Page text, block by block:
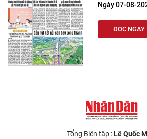
Ngày 07-08-
ĐỌC NGAY
Tổng Biên tập :Lê Quốc